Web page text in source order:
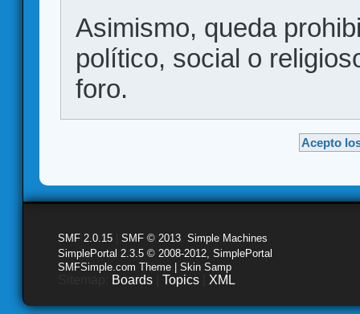
Asimismo, queda
político, social o
foro.
SMF 2.0.15 SMF © 2013 Simple Machines
SimplePortal 2.3.5 © 2008-2012, SimplePortal
SMFSimple.com Theme | Skin Samp
Boards Topics XML